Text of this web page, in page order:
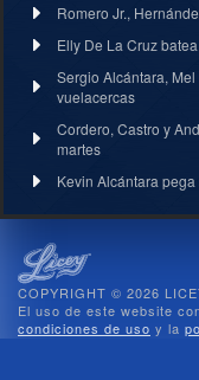
Romero Jr.,
Elly De La Cruz
Sergio Alcántara,
vuelacercas
Cordero, Castro y
martes
Kevin Alcántara
COPYRIGHT © 2026
El uso de este website
condiciones de uso y la